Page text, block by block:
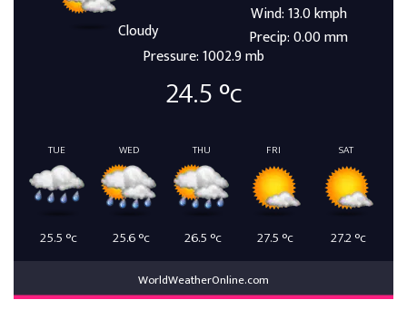
Cloudy
Wind: 13.0 kmph
Precip: 0.00 mm
Pressure: 1002.9 mb
24.5°c
TUE
25.5 °c
WED
25.6°c
THU
26.5 °c
FRI
27.5 °c
SAT
27.2°c
WorldWeatherOnline.com